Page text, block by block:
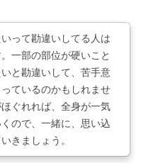
って勘違いしてる人は
一部の部位が硬いこと
と勘違いして、苦手意
ているのかもしれませ
ぐれれば、全身が一気
ので、一緒に、思い込
きましょう。